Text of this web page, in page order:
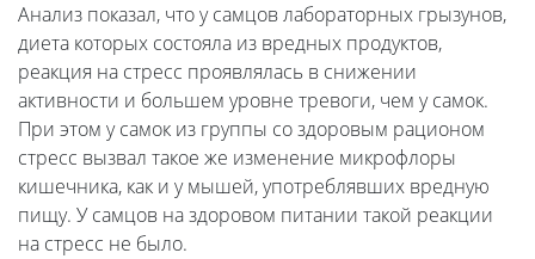
Анализ показал, что у самцов лабораторных грызунов,
диета которых состояла из вредных продуктов,
реакция на стресс проявлялась в снижении
активности и большем уровне тревоги, чем у самок.
При этом у самок из группы со здоровым рационом
стресс вызвал такое же изменение микрофлоры
кишечника, как и у мышей, употреблявших вредную
пищу. У самцов на здоровом питании такой реакции
на стресс не было.